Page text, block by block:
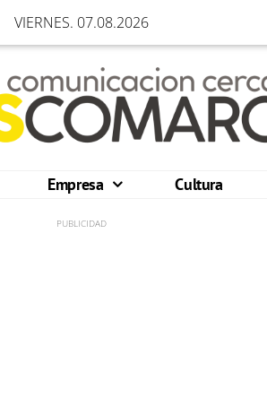
VIERNES. 07.08.2026
Empresa Cultura